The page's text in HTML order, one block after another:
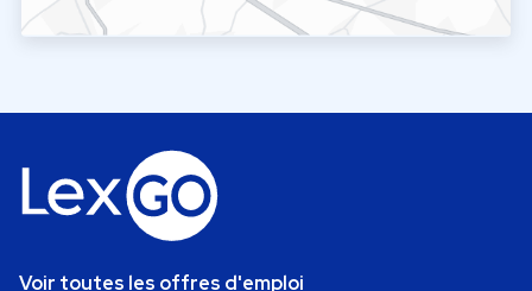
Voir toutes les offres d'emploi